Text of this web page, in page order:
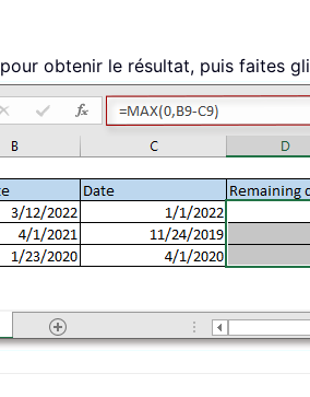
pour obtenir le résultat, puis faites